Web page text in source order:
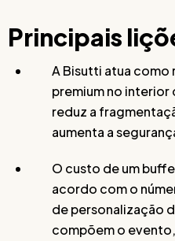
Principais
A Bisutti atua
premium no interior
reduz a
aumenta a
O custo de um
acordo com o
de personalização
compõem o